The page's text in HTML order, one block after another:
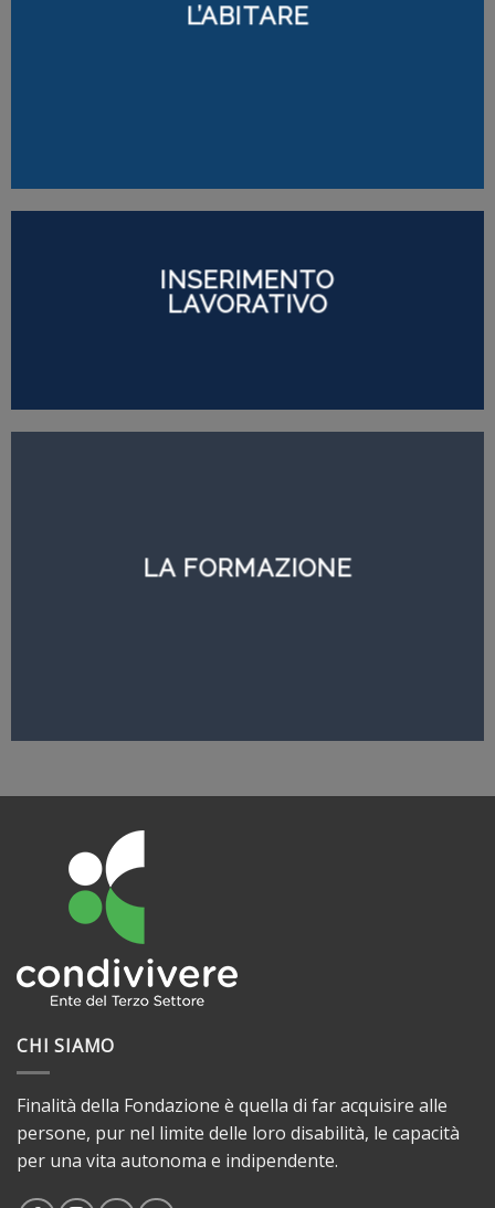
L’ABITARE
INSERIMENTO
LAVORATIVO
LA FORMAZIONE
CHI SIAMO
Finalità della Fondazione è quella di far acquisire alle
persone, pur nel limite delle loro disabilità, le capacità
per una vita autonoma e indipendente.